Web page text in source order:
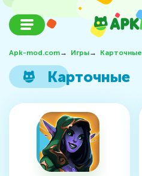
Apk-mod.com→ Игры→ Карточные
Карточные